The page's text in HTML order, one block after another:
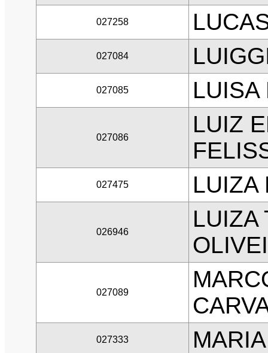
027258
027084
027085 LUISA
027086
LUIZ
027475 LUIZA
026946
LUIZA
027089
027333